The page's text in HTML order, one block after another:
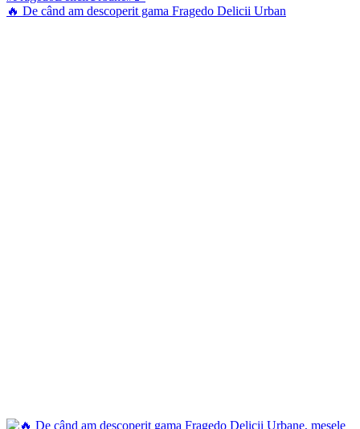
🔥 De când am descoperit gama Fragedo Delicii Urban